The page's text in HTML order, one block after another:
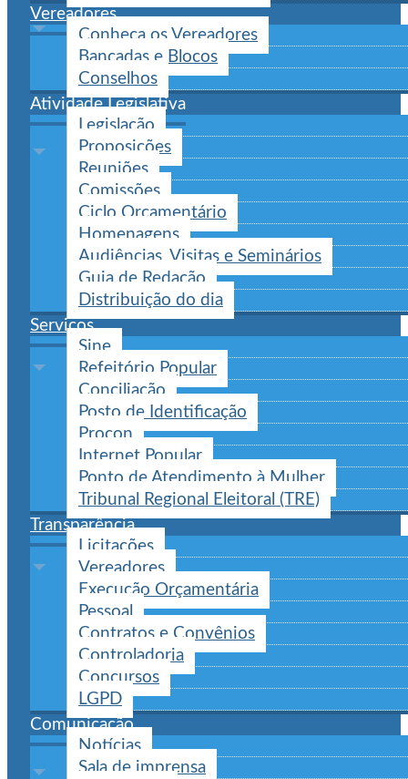
Vereadores
Conheça os Vereadores
Bancadas e Blocos
Conselhos
Atividade Legislativa
Legislação
Proposições
Reuniões
Comissões
Ciclo Orçamentário
Homenagens
Audiências, Visitas e Seminários
Guia de Redação
Distribuição do dia
Serviços
Sine
Refeitório Popular
Conciliação
Posto de Identificação
Procon
Internet Popular
Ponto de Atendimento à Mulher
Tribunal Regional Eleitoral (TRE)
Transparência
Licitações
Vereadores
Execução Orçamentária
Pessoal
Contratos e Convênios
Controladoria
Concursos
LGPD
Comunicação
Notícias
Sala de imprensa